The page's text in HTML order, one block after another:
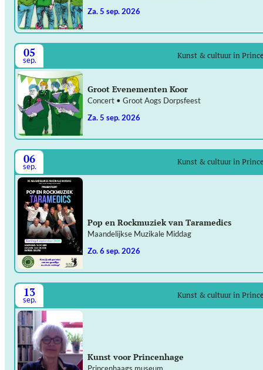
za. 5 sep. 2026
05
sep. Kunst & cultuur in
Groot Evenementen Koor
Concert • Groot Aogs Dorpsfeest
za. 5 sep. 2026
06
sep. Kunst & cultuur in
Pop en Rockmuziek van Taramedics
Maandelijkse Muzikale Middag
zo. 6 sep. 2026
13
sep. Kunst & cultuur in
Kunst voor Princenhage
Princenhaags museum